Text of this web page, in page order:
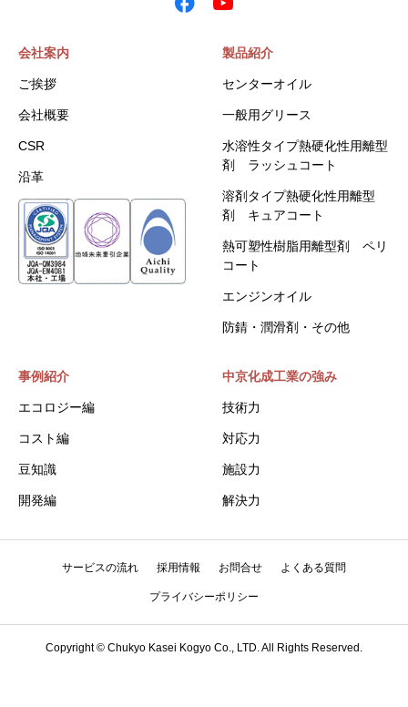
会社案内
ご挨拶
会社概要
CSR
沿革
製品紹介
センターオイル
一般用グリース
水溶性タイプ熱硬化性用離型
剤 ラッシュコート
溶剤タイプ熱硬化性用離型
剤 キュアコート
熱可塑性樹脂用離型剤 ペリ
コート
エンジンオイル
防錆・潤滑剤・その他
事例紹介
エコロジー編
コスト編
豆知識
開発編
中京化成工業の強み
技術力
対応力
施設力
解決力
サービスの流れ 採用情報 お問合せ よくある質問
プライバシーポリシー
Copyright © Chukyo Kasei Kogyo Co., LTD. All Rights Reserved.